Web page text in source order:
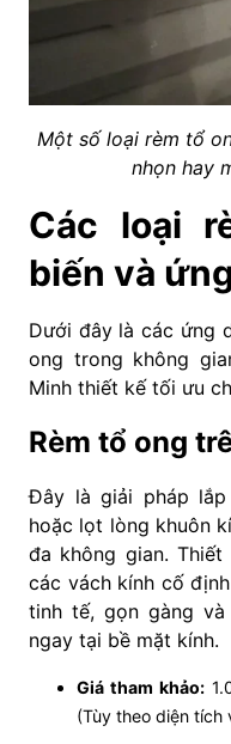
Một số loại rèm tổ
nhọn hay
Các loại
biến và
Dưới đây là các ứng
ong trong không
Minh thiết kế tối ưu
Rèm tổ ong
Đây là giải pháp
hoặc lọt lòng khuôn
đa không gian.
các vách kính cố
tinh tế, gọn gàng
ngay tại bề mặt kính.
Giá tham khảo:
(Tùy theo diện tích